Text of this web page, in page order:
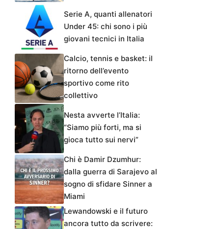
Serie A, quanti allenatori
Under 45: chi sono i più
giovani tecnici in Italia
Calcio, tennis e basket: il
ritorno dell’evento
sportivo come rito
collettivo
Nesta avverte l’Italia:
“Siamo più forti, ma si
gioca tutto sui nervi”
Chi è Damir Dzumhur:
dalla guerra di Sarajevo al
sogno di sfidare Sinner a
Miami
Lewandowski e il futuro
ancora tutto da scrivere: